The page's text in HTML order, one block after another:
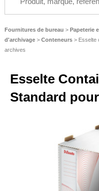
Fournitures de bureau > Papeterie
d'archivage > Conteneurs> Esselte
archives
Esselte
Standard